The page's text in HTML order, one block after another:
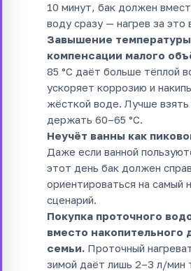
10 минут, бак должен
воду сразу — нагрев за это
Завышение
компенсации малого
85 °C даёт больше тёплой
ускоряет коррозию и
жёсткой воде. Лучше
держать 60–65 °C.
Неучёт ванны как
Даже если ванной
этот день бак должен
ориентироваться на самый
сценарий.
Покупка проточного
вместо накопительного
семьи. Проточный
зимой даёт лишь 2–3 л/мин